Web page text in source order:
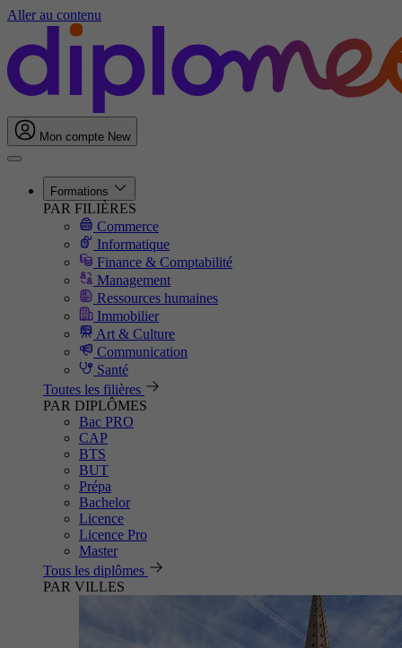
Aller au contenu
Mon compte New
Formations
PAR FILIÈRES
Commerce
Informatique
Finance & Comptabilité
Management
Ressources humaines
Immobilier
Art & Culture
Communication
Santé
Toutes les filières
PAR DIPLÔMES
Bac PRO
CAP
BTS
BUT
Prépa
Bachelor
Licence
Licence Pro
Master
Tous les diplômes
PAR VILLES